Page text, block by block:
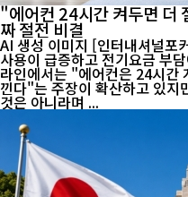
"에어컨 24시간 켜두면
짜 절전 비결
AI 생성 이미지 [인터내셔널포커스] 연일 폭염이 이어지며 냉방기
사용이 급증하고 전기요금 부
라인에서는 "에어컨은 24시간
낀다"는 주장이 확산하고 있지
것은 아니라며 ...